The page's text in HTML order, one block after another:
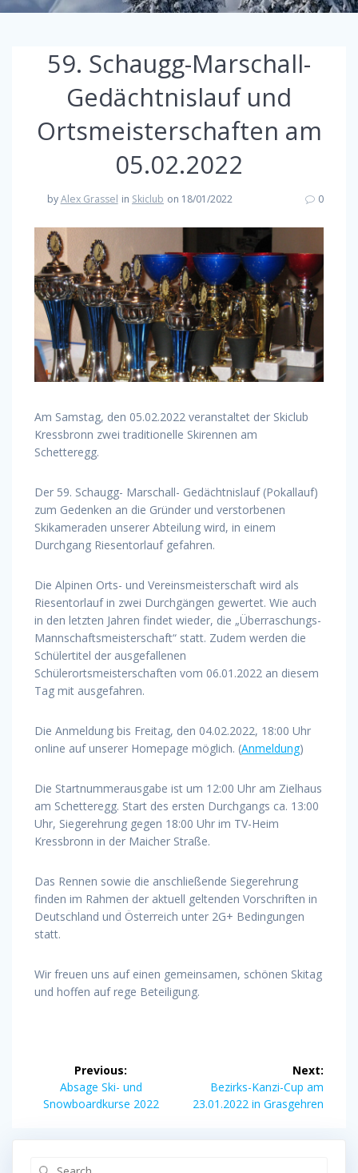
59. Schaugg-Marschall-
Gedächtnislauf und
Ortsmeisterschaften am
05.02.2022
byAlex Grassel in Skiclub on 18/01/2022 0
Am Samstag, den 05.02.2022 veranstaltet der Skiclub
Kressbronn zwei traditionelle Skirennen am
Schetteregg.
Der 59. Schaugg- Marschall- Gedächtnislauf (Pokallauf)
zum Gedenken an die Gründer und verstorbenen
Skikameraden unserer Abteilung wird, in einem
Durchgang Riesentorlauf gefahren.
Die Alpinen Orts- und Vereinsmeisterschaft wird als
Riesentorlauf in zwei Durchgängen gewertet. Wie auch
in den letzten Jahren findet wieder, die „Überraschungs-
Mannschaftsmeisterschaft“ statt. Zudem werden die
Schülertitel der ausgefallenen
Schülerortsmeisterschaften vom 06.01.2022 an diesem
Tag mit ausgefahren.
Die Anmeldung bis Freitag, den 04.02.2022, 18:00 Uhr
online auf unserer Homepage möglich. (Anmeldung)
Die Startnummerausgabe ist um 12:00 Uhr am Zielhaus
am Schetteregg. Start des ersten Durchgangs ca. 13:00
Uhr, Siegerehrung gegen 18:00 Uhr im TV-Heim
Kressbronn in der Maicher Straße.
Das Rennen sowie die anschließende Siegerehrung
finden im Rahmen der aktuell geltenden Vorschriften in
Deutschland und Österreich unter 2G+ Bedingungen
statt.
Wir freuen uns auf einen gemeinsamen, schönen Skitag
und hoffen auf rege Beteiligung.
Beitragsnavigation
Previous:
Previous
post:
Absage Ski- und
Snowboardkurse 2022
Next:
Next
post:
Bezirks-Kanzi-Cup am
23.01.2022 in Grasgehren